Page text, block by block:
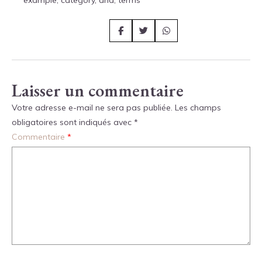
Laisser un commentaire
Votre adresse e-mail ne sera pas publiée. Les champs
obligatoires sont indiqués avec *
Commentaire *